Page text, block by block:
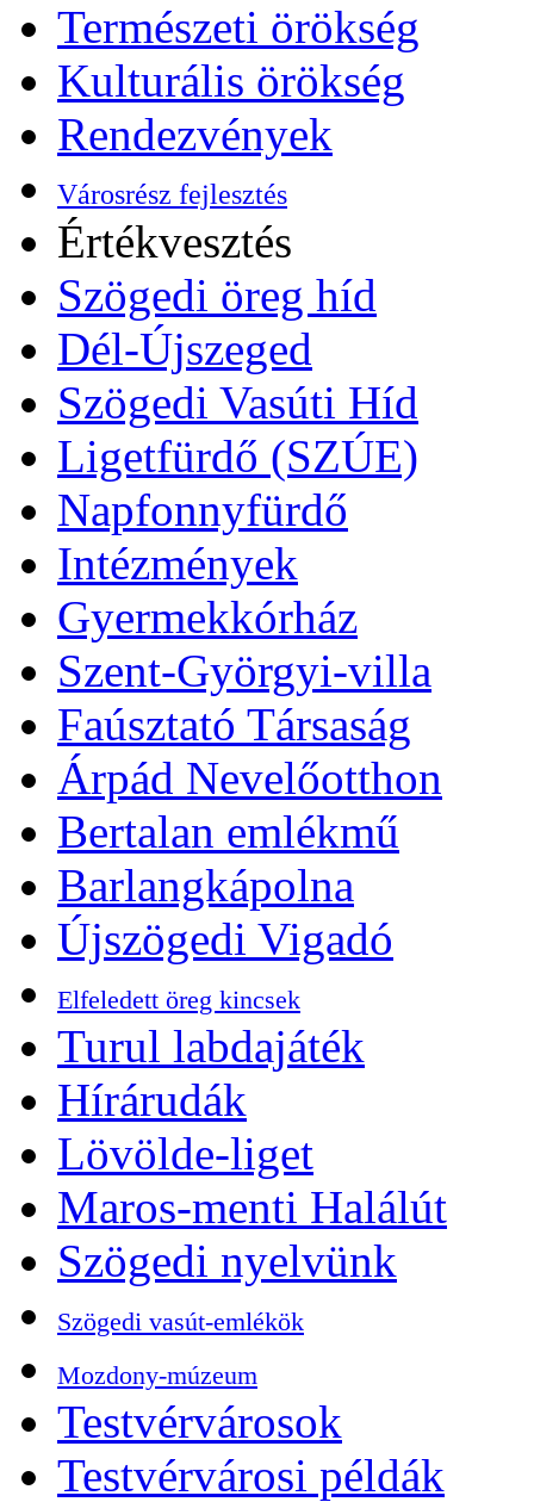
Természeti örökség
Kulturális örökség
Rendezvények
Városrész fejlesztés
Értékvesztés
Szögedi öreg híd
Dél-Újszeged
Szögedi Vasúti Híd
Ligetfürdő (SZÚE)
Napfonnyfürdő
Intézmények
Gyermekkórház
Szent-Györgyi-villa
Faúsztató Társaság
Árpád Nevelőotthon
Bertalan emlékmű
Barlangkápolna
Újszögedi Vigadó
Elfeledett öreg kincsek
Turul labdajáték
Hírárudák
Lövölde-liget
Maros-menti Halálút
Szögedi nyelvünk
Szögedi vasút-emlékök
Mozdony-múzeum
Testvérvárosok
Testvérvárosi példák